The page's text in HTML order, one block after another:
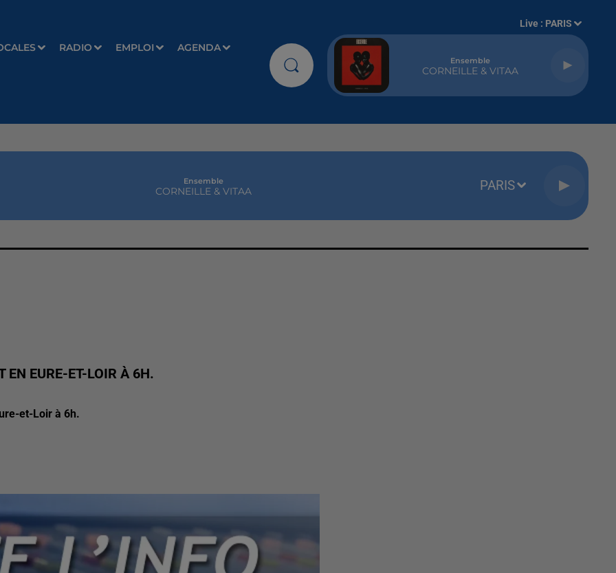
RADIO EMPLOI AGENDA
Live : PARIS
Ensemble
CORNEILLE & VITAA
Ensemble
CORNEILLE & VITAA PARIS
EN EURE-ET-LOIR À 6H.
et-Loir à 6h.